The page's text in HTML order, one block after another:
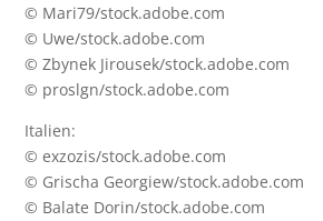
© Mari79/stock.adobe.com
© Uwe/stock.adobe.com
© Zbynek Jirousek/stock.adobe.com
© proslgn/stock.adobe.com
Italien:
© exzozis/stock.adobe.com
© Grischa Georgiew/stock.adobe.com
© Balate Dorin/stock.adobe.com